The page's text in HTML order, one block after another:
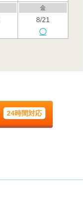
金
8/21
金
9/11
24時間対応